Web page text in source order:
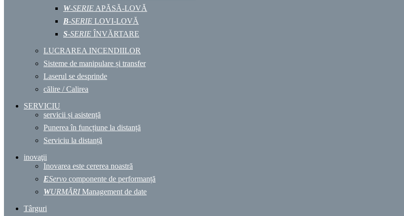
W-SERIE APĂSĂ-LOVĂ
B-SERIE LOVI-LOVĂ
S-SERIE ÎNVĂRTARE
LUCRAREA INCENDIILOR
Sisteme de manipulare și transfer
Laserul se desprinde
călire / Calirea
SERVICIU
servicii și asistență
Punerea în funcțiune la distanță
Serviciu la distanță
inovaţii
Inovarea este cererea noastră
EServo componente de performanță
WURMĂRIManagement de date
Târguri